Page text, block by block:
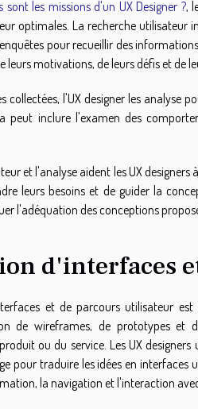
sont les missions d'un UX Designer ?,
optimales. La recherche utilisateur
pour recueillir des
leurs motivations, de leurs défis et de
collectées, l'UX designer les analyse
peut inclure l'examen des
et l'analyse aident les UX
leurs besoins et de guider la
l'adéquation des conceptions
d'interfaces
et de parcours utilisateur
de wireframes, de prototypes et
ou du service. Les UX
pour traduire les idées en interfaces
la navigation et l'interaction